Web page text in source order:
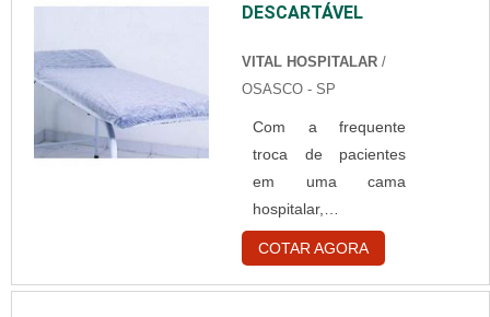
DESCARTÁVEL
VITAL HOSPITALAR /
OSASCO - SP
Com a frequente
troca de pacientes
em uma cama
hospitalar, é
importante que seja
sempre utilizado um
lençol descartável
COTAR AGORA